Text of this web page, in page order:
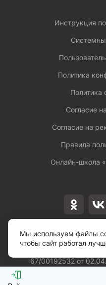
Лицензия
67/00192532 от
Инструкция
Политика
Политика
Согласие
Согласие на
Правила
Онлайн-школа
Мы используем файлы
чтобы сайт работал